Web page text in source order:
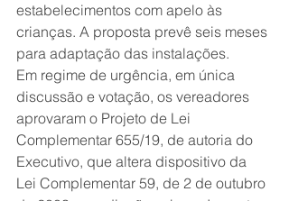
estabelecimentos com apelo às
crianças. A proposta prevê seis meses
para adaptação das instalações.
Em regime de urgência, em única
discussão e votação, os vereadores
aprovaram o Projeto de Lei
Complementar 655/19, de autoria do
Executivo, que altera dispositivo da
Lei Complementar 59, de 2 de outubro